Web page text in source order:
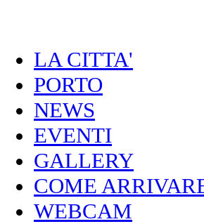
LA CITTA'
PORTO
NEWS
EVENTI
GALLERY
COME
WEBCAM